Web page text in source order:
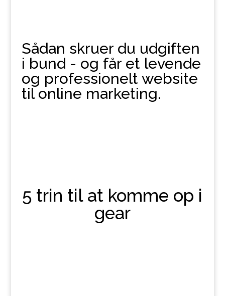
Sådan skruer du udgiften
i bund - og får et levende
og professionelt website
til online marketing.
5 trin til at komme op i
gear